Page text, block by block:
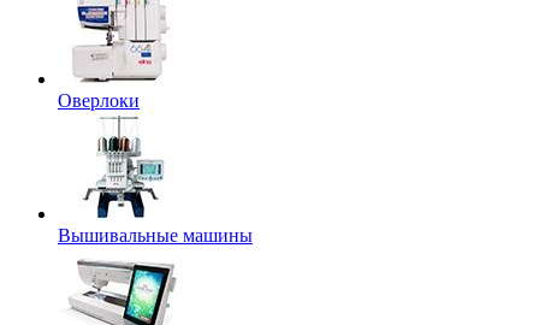
Оверлоки
Вышивальные машины